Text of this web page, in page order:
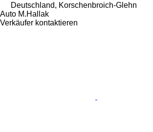
Deutschland, Korschenbroich-Glehn
Auto M.Hallak
Verkäufer kontaktieren